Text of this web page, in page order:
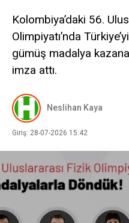
Kolombiya’daki 56.
Olimpiyatı’nda
gümüş madalya
imza attı.
Neslihan Kaya
Giriş: 28-07-2026 15:42